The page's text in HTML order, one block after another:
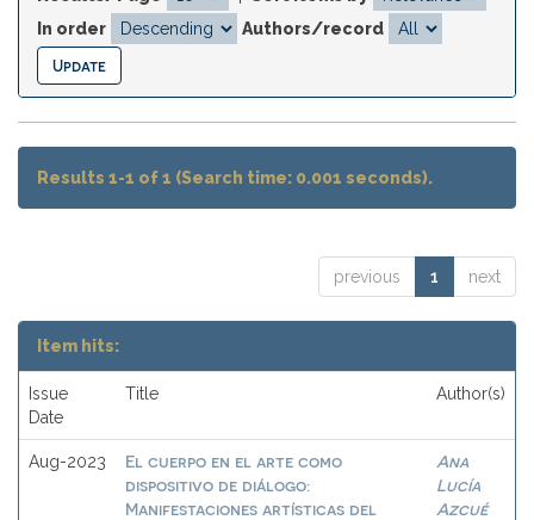
In order
Authors/record
Results 1-1 of 1 (Search time: 0.001 seconds).
previous 1 next
Item hits:
Issue
Date
Title Author(s)
Aug-2023
El cuerpo en el arte como
dispositivo de diálogo:
Manifestaciones artísticas del
Ana
Lucía
Azcué